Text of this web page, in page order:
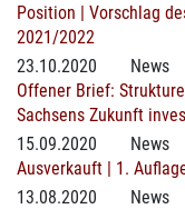
Position | Vorschlag
2021/2022
23.10.2020
News
Offener Brief:
Sachsens Zukunft
15.09.2020
News
Ausverkauft | 1.
13.08.2020
News